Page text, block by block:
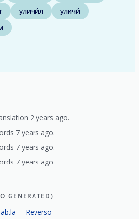
уличи́л
уличи́
2 years ago.
7 years ago.
7 years ago.
7 years ago.
GENERATED)
Reverso